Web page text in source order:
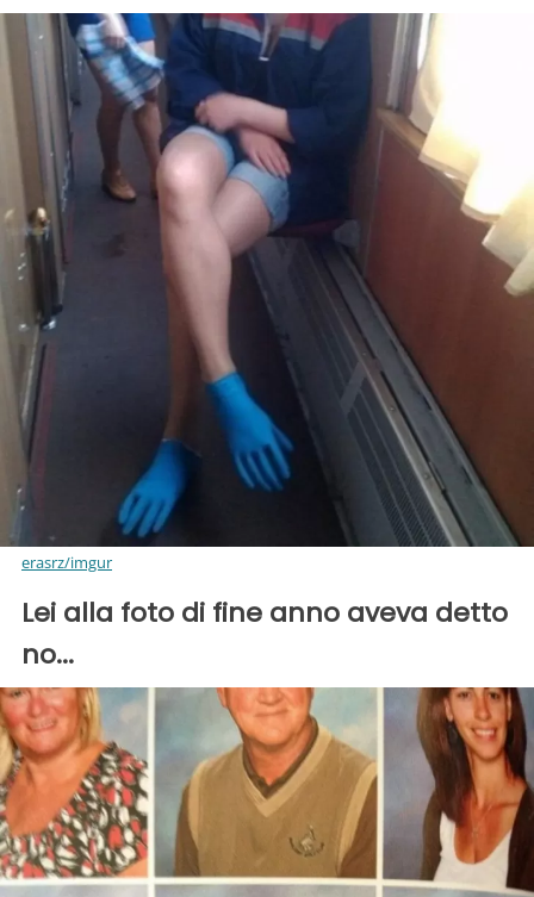
erasrz/imgur
Lei alla foto di fine anno aveva detto
no...